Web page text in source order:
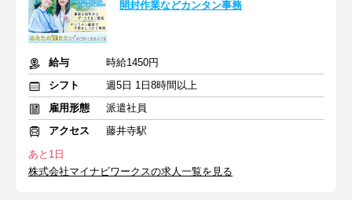
開封作業などカンタン事務
給与
時給1450円
シフト
週5日 1日8時間以上
雇用形態
派遣社員
アクセス
藤井寺駅
あと1日
株式会社マイナビワークスの求人一覧を見る